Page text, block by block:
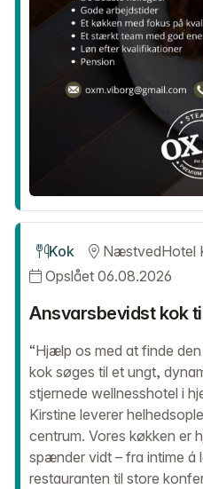
Kok NæstvedHotel
Opslået 06.08.2026
Ansvarsbevidst kok
“Hjælp os med at finde
kok søges til et ungt,
stjernede wellnesshotel i
Kirstine leverer
centrum. Vores køkken er
spænder vidt – fra intime á
restauranten til store